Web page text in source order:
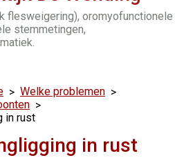
flesweigering), oromyofunctionele
stemmetingen,
Welke problemen
in rust
in rust